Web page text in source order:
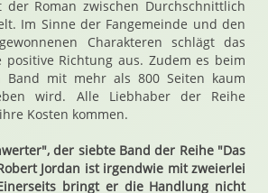
der Roman zwischen Durchschnittlich
Im Sinne der Fangemeinde und den
Charakteren schlägt das
Richtung aus. Zudem es beim
Band mit mehr als 800 Seiten kaum
wird. Alle Liebhaber der Reihe
Kosten kommen.
der siebte Band der Reihe "Das
Jordan ist irgendwie mit zweierlei
bringt er die Handlung nicht